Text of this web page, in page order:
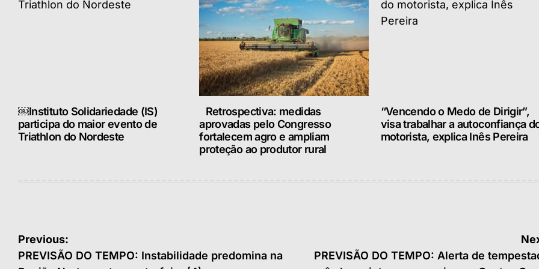
￼Instituto Solidariedade (IS)
participa do maior evento de
Triathlon do Nordeste
Retrospectiva: medidas
aprovadas pelo Congresso
fortalecem agro e ampliam
proteção ao produtor rural
“Vencendo o Medo de Dirigir”,
visa trabalhar a autoconfiança
motorista, explica Inês Pereira
Navegação
de
Previous:
PREVISÃO DO TEMPO: Instabilidade predomina na
PREVISÃO DO TEMPO: Alerta de